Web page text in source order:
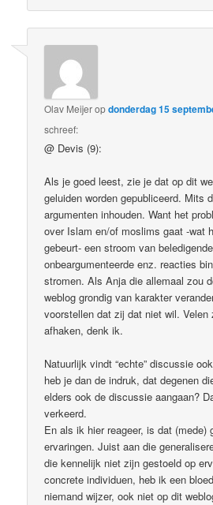
Olav Meijeropdonderdag 15
schreef:
@ Devis (9):
Als je goed leest, zie je dat op dit
geluiden worden gepubliceerd. Mits
argumenten inhouden. Want het
over Islam en/of moslims gaat -wat
gebeurt- een stroom van
onbeargumenteerde enz. reacties
stromen. Als Anja die allemaal zou
weblog grondig van karakter
voorstellen dat zij dat niet wil. Velen
afhaken, denk ik.
Natuurlijk vindt “echte” discussie
heb je dan de indruk, dat degenen
elders ook de discussie aangaan?
verkeerd.
En als ik hier reageer, is dat (mede)
ervaringen. Juist aan die
die kennelijk niet zijn gestoeld op
concrete individuen, heb ik een
niemand wijzer, ook niet op dit